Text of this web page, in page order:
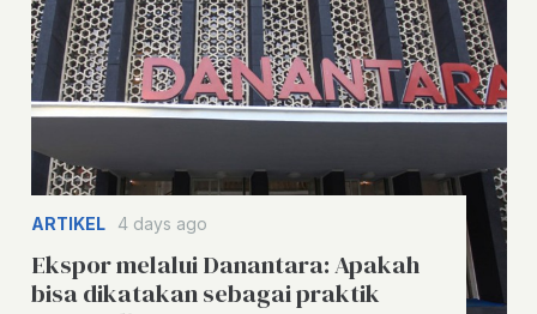
ARTIKEL 4 days ago
Ekspor melalui Danantara: Apakah
bisa dikatakan sebagai praktik